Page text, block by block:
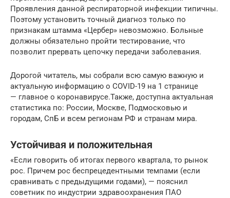
Проявления данной респираторной инфекции типичны.
Поэтому установить точный диагноз только по
признакам штамма «Цербер» невозможно. Больные
должны обязательно пройти тестирование, что
позволит прервать цепочку передачи заболевания.
Дорогой читатель, мы собрали всю самую важную и
актуальную информацию о COVID-19 на 1 странице
— главное о коронавирусе.Также, доступна актуальная
статистика по: России, Москве, Подмосковью и
городам, СпБ и всем регионам РФ и странам мира.
Устойчивая и положительная
«Если говорить об итогах первого квартала, то рынок
рос. Причем рос беспрецедентными темпами (если
сравнивать с предыдущими годами), — пояснил
советник по индустрии здравоохранения ПАО